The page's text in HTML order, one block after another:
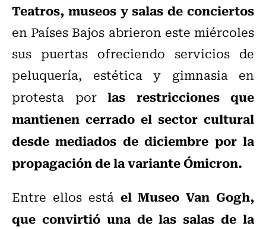
Teatros, museos y salas de conciertos
en Países Bajos abrieron este miércoles
sus puertas ofreciendo servicios de
peluquería, estética y gimnasia en
protesta por las restricciones que
mantienen cerrado el sector cultural
desde mediados de diciembre por la
propagación de la variante Ómicron.
Entre ellos está el Museo Van Gogh,
que convirtió una de las salas de la